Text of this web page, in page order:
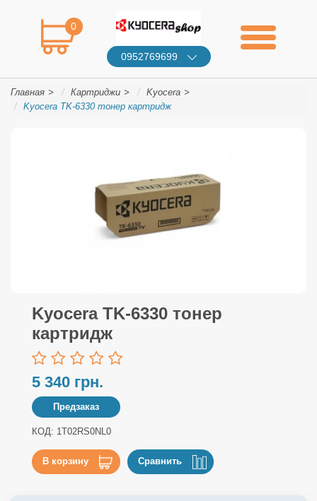
0
0952769699
Главная Картриджи
Kyocera
Kyocera TK-6330 тонер картридж
Kyocera TK-6330 тонер
картридж
5 340 грн.
Предзаказ
КОД: 1T02RS0NL0
В корзину Сравнить